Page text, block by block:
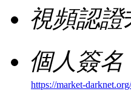
視頻認證
個人簽名
https://market-darknet.org/